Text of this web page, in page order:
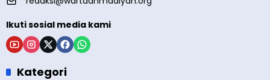
Ikuti sosial media kami
Kategori